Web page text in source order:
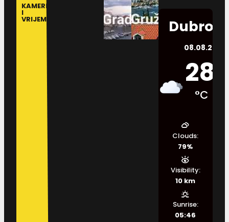
KAMERE
I
VRIJEME
08.08.2026.
28
°C
Clouds:
79%
Visibility:
10 km
Sunrise:
05:46